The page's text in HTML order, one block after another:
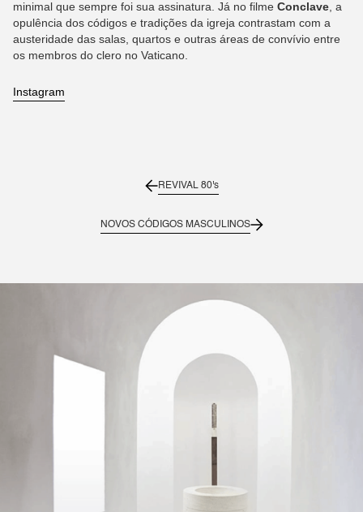
minimal que sempre foi sua assinatura. Já no filme Conclave , a
opulência dos códigos e tradições da igreja contrastam com a
austeridade das salas, quartos e outras áreas de convívio entre
os membros do clero no Vaticano.
Instagram
REVIVAL 80's
NOVOS CÓDIGOS MASCULINOS